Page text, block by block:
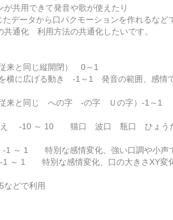
共用できて発音や歌が使えたり
データから口パクモーションを作れるなど
通化 利用方法の共通化したいです。
と同じ縦開閉） 0～1
に広げる動き -1～1 発音の範囲、感情
来と同じ への字 -の字 Ｕの字）-1～1
え -10 ～ 10 猫口 波口 瓶口 ひょうた
特別な感情変化、強い口調や小声で
特別な感情変化、口の大きさXY変
どで利用